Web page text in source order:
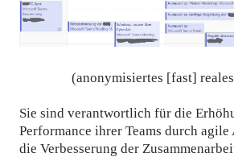
(anonymisiertes [fast]
Sie sind verantwortlich für die
Performance ihrer Teams durch
die Verbesserung der